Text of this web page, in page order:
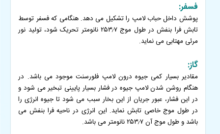
فسفر:
پوشش داخل حباب لامپ را تشکیل می دهد. هنگامی که فسفر توسط
تابش فرا بنفش در طول موج ۲۵۳٫۷ نانومتر تحریک شود، تولید نور
مرئی مهتابی می نماید.
گاز:
مقادیر بسیار کمی جیوه درون لامپ فلورسنت موجود می باشد. در
هنگام روشن شدن لامپ جیوه در فشار بسیار پایینی تبخیر می شود و
در این فشار، عبور جریان از این بخار سبب می شود تا جیوه انرژی را
در طول موج خاصی تابش نماید. این انرژی در ناحیه فرا بنفش می
باشد و طول موج آن ۲۵۳٫۷ نانومتر می باشد.